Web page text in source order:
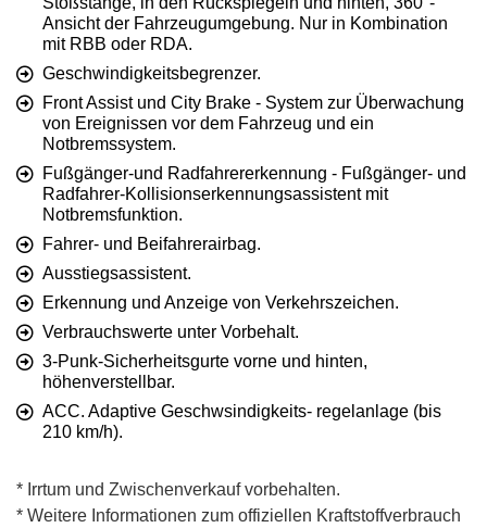
Ansicht der Fahrzeugumgebung. Nur in Kombination
mit RBB oder RDA.
Geschwindigkeitsbegrenzer.
Front Assist und City Brake - System zur Überwachung
von Ereignissen vor dem Fahrzeug und ein
Notbremssystem.
Fußgänger-und Radfahrererkennung - Fußgänger- und
Radfahrer-Kollisionserkennungsassistent mit
Notbremsfunktion.
Fahrer- und Beifahrerairbag.
Ausstiegsassistent.
Erkennung und Anzeige von Verkehrszeichen.
Verbrauchswerte unter Vorbehalt.
3-Punk-Sicherheitsgurte vorne und hinten,
höhenverstellbar.
ACC. Adaptive Geschwsindigkeits- regelanlage (bis
210 km/h).
* Irrtum und Zwischenverkauf vorbehalten.
* Weitere Informationen zum offiziellen Kraftstoffverbrauch